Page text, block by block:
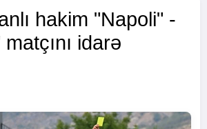
hakim "Napoli" -
idarə